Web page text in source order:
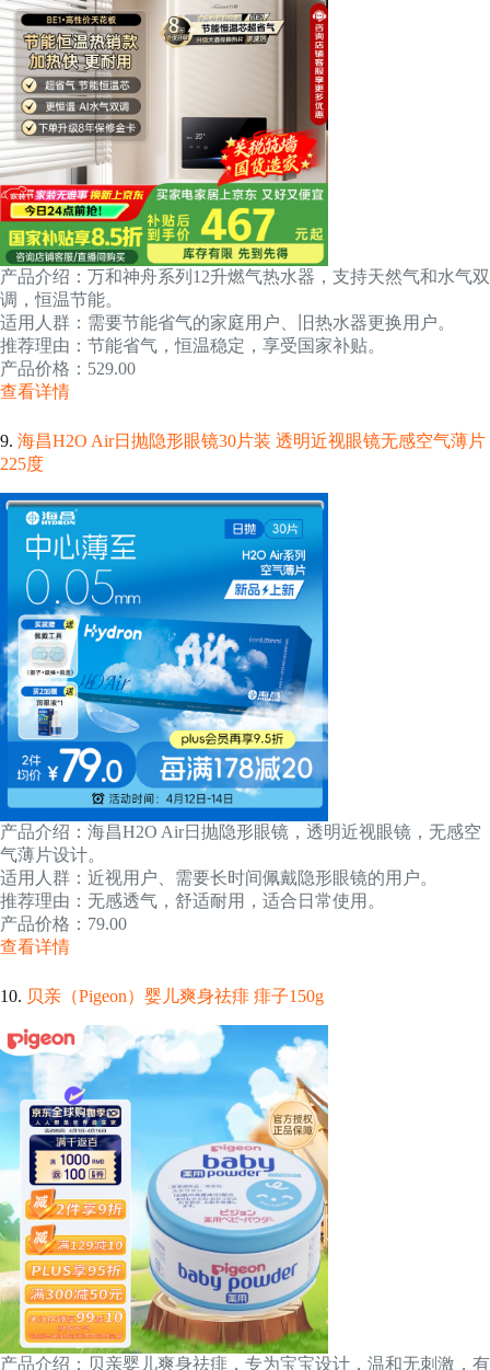
产品介绍：万和神舟系列12升燃气热水器，支持天然气和水气双
调，恒温节能。
适用人群：需要节能省气的家庭用户、旧热水器更换用户。
推荐理由：节能省气，恒温稳定，享受国家补贴。
产品价格：529.00
查看详情
9. 海昌H2O Air日抛隐形眼镜30片装 透明近视眼镜无感空气薄片
225度
产品介绍：海昌H2O Air日抛隐形眼镜，透明近视眼镜，无感空
气薄片设计。
适用人群：近视用户、需要长时间佩戴隐形眼镜的用户。
推荐理由：无感透气，舒适耐用，适合日常使用。
产品价格：79.00
查看详情
10. 贝亲（Pigeon）婴儿爽身祛痱 痱子150g
产品介绍：贝亲婴儿爽身祛痱，专为宝宝设计，温和无刺激，有